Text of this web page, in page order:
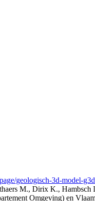
geologisch-3d-model-
M., Dirix K.,
Omgeving) en